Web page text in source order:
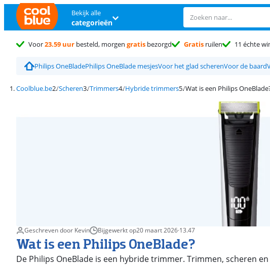
Bekijk alle
categorieën
Voor23.59 uur besteld, morgen gratis bezorgd Gratis ruilen 11 échte
Philips OneBladePhilips OneBlade mesjesVoor het glad scherenVoor de baard
Coolblue.be Scheren Trimmers Hybride trimmers Wat is een Philips
Geschreven door Kevin Bijgewerkt op20 maart 2026·13.47
Wat is een Philips OneBlade?
De Philips OneBlade is een hybride trimmer. Trimmen, scheren